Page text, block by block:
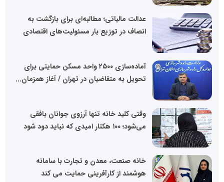
عدالت مالیاتی؛ مطالبه‌ای برای بازگشت به
انصاف در توزیع بار مسئولیت‌های اقتصادی
آماده‌سازی ۲۵۰۰ واحد مسکن حمایتی برای
تحویل به متقاضیان در تهران / آغاز همزمان...
وقتی کلید خانه تنها آرزوی جوانان بافقی
می‌شود؛ ۱۰۰ هکتار امیدی که نباید دود شود
خانه صنعت، معدن و تجارت با سامانه
هوشمند از کارآفرینی حمایت می کند